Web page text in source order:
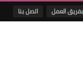
العمل اتصل بنا